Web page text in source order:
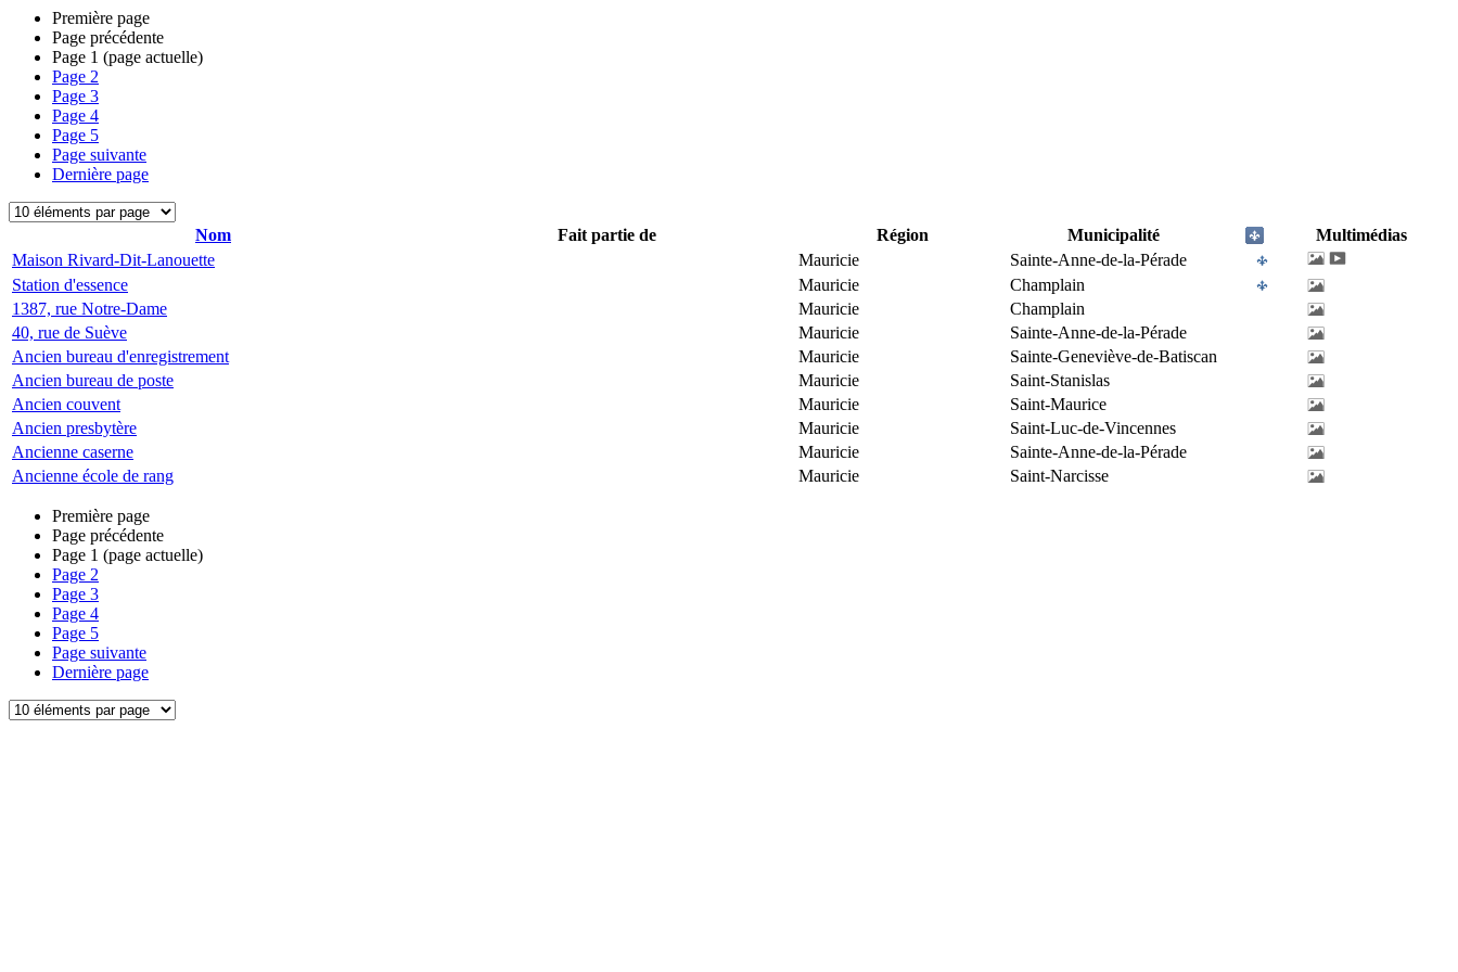
Première page
Page précédente
Page 1 (page actuelle)
Page 2
Page 3
Page 4
Page 5
Page suivante
Dernière page
Nom Fait partie de Région Municipalité
Multimédias
Maison Rivard-Dit-Lanouette
Mauricie
Sainte-Anne-de-la-Pérade
Station d'essence
Mauricie
Champlain
1387, rue Notre-Dame
Mauricie
Champlain
40, rue de Suève
Mauricie
Sainte-Anne-de-la-Pérade
Ancien bureau d'enregistrement
Mauricie
Sainte-Geneviève-de-Batiscan
Ancien bureau de poste
Mauricie
Saint-Stanislas
Ancien couvent
Mauricie
Saint-Maurice
Ancien presbytère
Mauricie
Saint-Luc-de-Vincennes
Ancienne caserne
Mauricie
Sainte-Anne-de-la-Pérade
Ancienne école de rang
Mauricie Saint-Narcisse
Première page
Page précédente
Page 1 (page actuelle)
Page 2
Page 3
Page 4
Page 5
Page suivante
Dernière page